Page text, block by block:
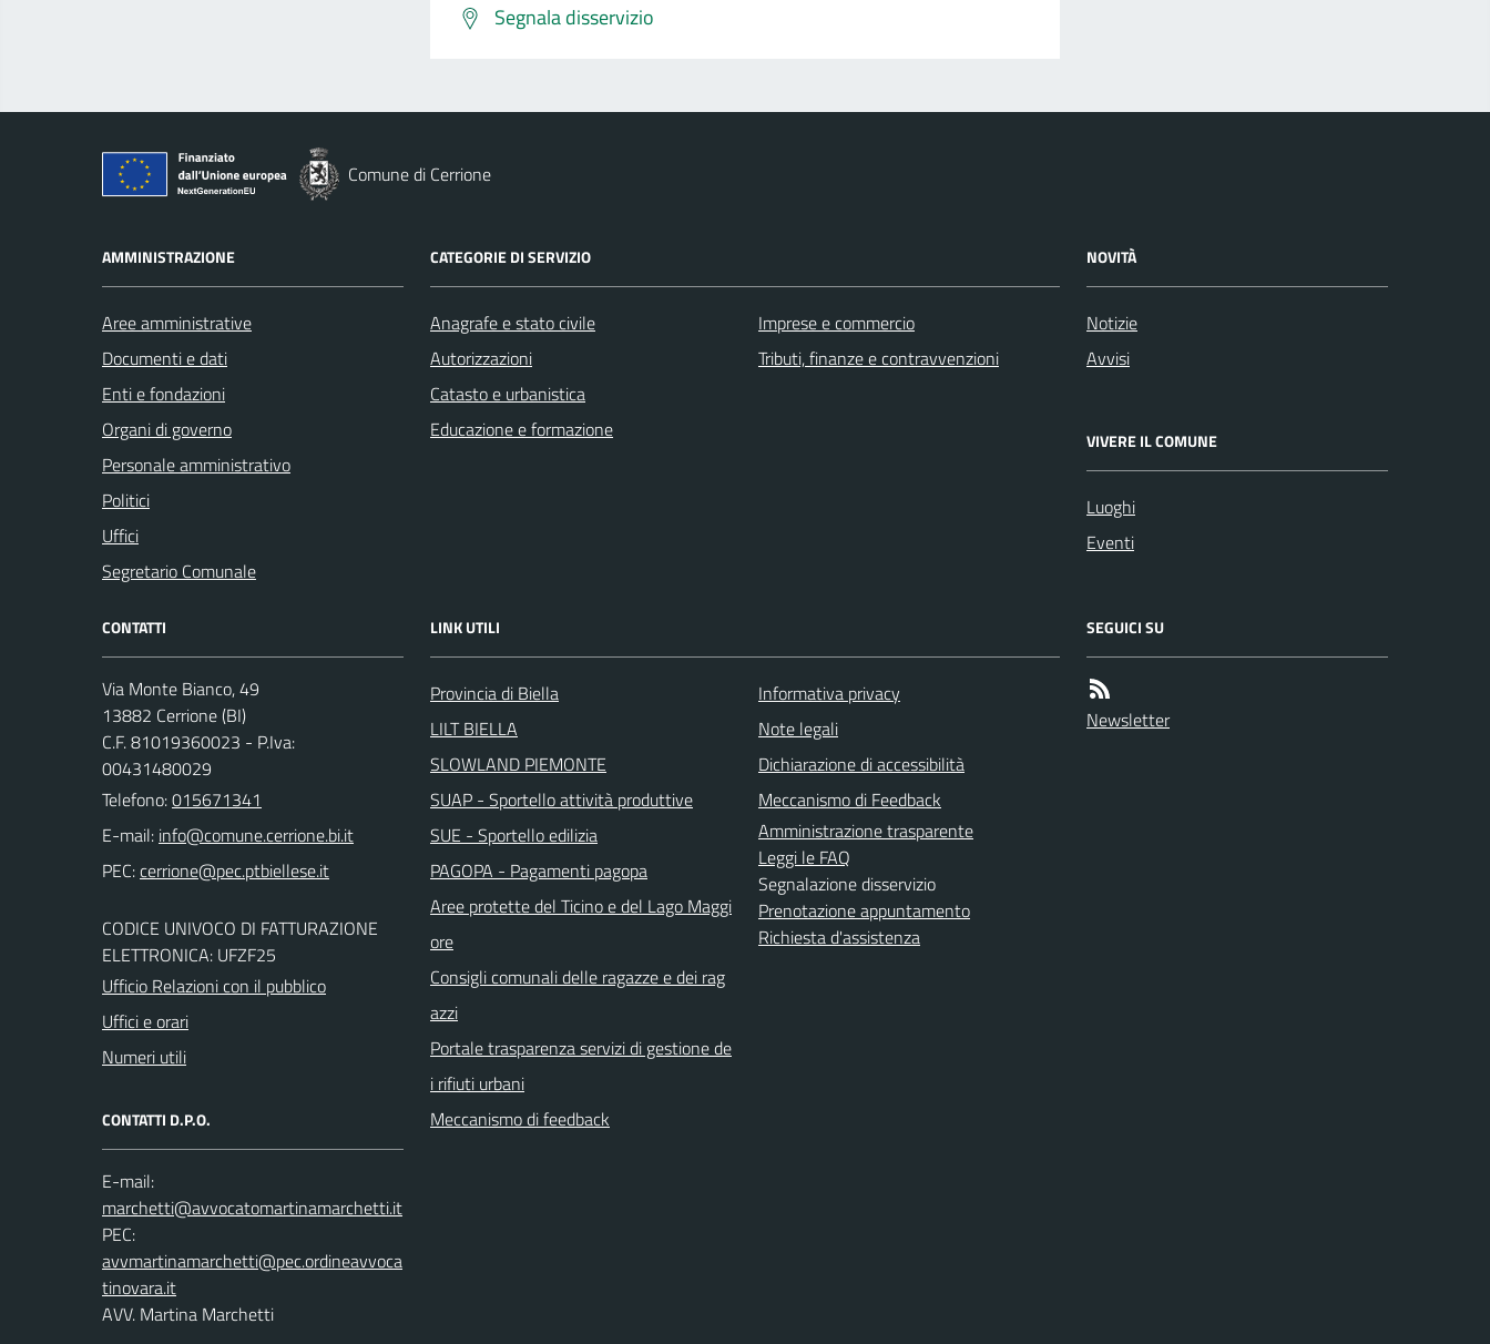
Segnala disservizio
Comune di Cerrione
AMMINISTRAZIONE
Aree amministrative
Documenti e dati
Enti e fondazioni
Organi di governo
Personale amministrativo
Politici
Uffici
Segretario Comunale
CATEGORIE DI SERVIZIO
Anagrafe e stato civile
Autorizzazioni
Catasto e urbanistica
Educazione e formazione
Imprese e commercio
Tributi, finanze e contravvenzioni
NOVITÀ
Notizie
Avvisi
VIVERE IL COMUNE
Luoghi
Eventi
CONTATTI
Via Monte Bianco, 49
13882 Cerrione (BI)
C.F. 81019360023 - P.Iva:
00431480029
Telefono:015671341
E-mail:
PEC:
CODICE UNIVOCO DI FATTURAZIONE
ELETTRONICA: UFZF25
Ufficio Relazioni con il pubblico
Uffici e orari
Numeri utili
CONTATTI D.P.O.
E-mail:
PEC:
AVV. Martina Marchetti
LINK UTILI
Provincia di Biella
LILT BIELLA
SLOWLAND PIEMONTE
SUAP - Sportello attività produttive
SUE - Sportello edilizia
PAGOPA - Pagamenti pagopa
Aree protette del Ticino e del Lago Maggi
ore
Consigli comunali delle ragazze e dei rag
azzi
Portale trasparenza servizi di gestione de
i rifiuti urbani
Meccanismo di feedback
Informativa privacy
Note legali
Dichiarazione di accessibilità
Meccanismo di Feedback
Amministrazione trasparente
Leggi le FAQ
Segnalazione disservizio
Prenotazione appuntamento
Richiesta d'assistenza
SEGUICI SU
Newsletter